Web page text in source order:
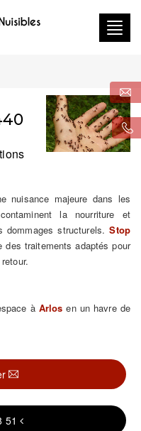
nuisance majeure dans les
la nourriture et
dommages structurels.Stop
des traitements adaptés pour
à Arlos en un havre de
51